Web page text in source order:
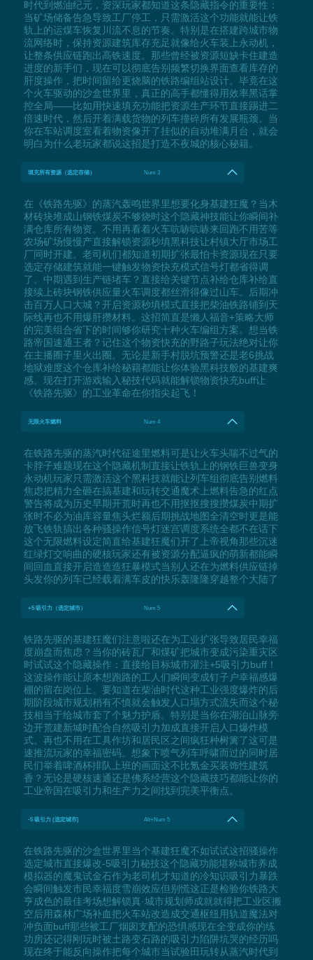
时代到燃油纪元，资深玩家都知道这条隐藏指令的重要性：
当矿场储备告急导致工厂停工，只需激活这个功能就能让铁
轨上的运煤车恢复川流不息的节奏。特别是在搭建跨城市物
流网络时，保持资源建筑库存充足就像给火车装上永动机，
让整条供应链跑出高铁速度。那些曾经被资源短缺卡住建造
进度的新手们，现在可以彻底告别频繁切换界面查看库存的
肝度操作，把时间留给更烧脑的铁路编组站设计。毕竟在这
个火车驱动的沙盒世界里，真正的高手都懂得用效率黑话掌
控全局——比如用快速填充功能把资源生产环节直接踢进二
倍速时代，然后开着满载货物的列车撞碎所有发展瓶颈。当
你在车站调度室看着物资像开了挂似的自动堆满月台，就会
明白为什么老玩家都说这招是打造不夜城的核心秘籍。
填充所有资源（选定存储） Num 3
在《铁路先驱》的蒸汽轰鸣世界里想要化身基建狂魔？当木
材砖块堆成山钢铁煤炭不够烧时这个隐藏神技能让你瞬间补
满仓库所有物资。不用再看着火车吭哧吭哧来回跑不用苦等
农场矿场慢慢产直接解锁资源秒填黑科技让村镇大厅市场工
厂同时开建。老司机们都知道初期扩张最怕卡资源现在只要
选定存储建筑就能一键触发物资快充模式信号灯都省得调
了。中期遇到生产链堵车？直接给关键节点补给仓库补给直
接续上砖块钢铁供应量火车调度都丝滑得像过山车。后期冲
击百万人口大城？开启资源秒填模式直接把柴油铁路铺到天
际线再也不用爆肝攒材料。这招简直是懒人福音+策略大师
的完美组合省下的时间够你研究十种火车编组方案。想当铁
路帝国速通王者？记住这个物资快充的野路子玩法绝对让你
在主播圈子里火出圈。无论是新手村脱坑预警还是老6挑战
地狱难度这个仓库补给秘籍都能让你体验黑科技般的基建爽
感。现在打开游戏输入秘技代码就能解锁物资快充buff让
《铁路先驱》的工业革命在你指尖起飞！
无限火车燃料 Num 4
在铁路先驱的蒸汽时代征途里燃料可是让火车头喘不过气的
卡脖子难题现在这个隐藏机制直接让铁轨上的钢铁巨兽变身
永动机玩家只需激活这个黑科技就能让列车组彻底告别燃料
焦虑把精力全砸在搞基建和玩转交通魔术上燃料告急的红点
警告将成为历史早期开荒时再也不用抠抠搜搜攒煤炭中期扩
张时不必为油库容量焦头烂额后期挑战地图全清空时更是能
放飞铁轨搞出各种骚操作信号灯迷宫调度系统全都不在话下
这个无限燃料设定简直给基建狂魔们开了上帝视角那些沉迷
红绿灯交响曲的硬核玩家还有被资源分配逼疯的萌新都能瞬
间回血直接开启造造造狂暴模式当别人还在为燃料供应链掉
头发你的列车已经载着满车皮的快乐轰隆隆穿越整个大陆了
+5 吸引力（选定城市） Num 5
铁路先驱的基建狂魔们注意啦还在为工业扩张导致居民幸福
度崩盘而焦虑？当你的砖瓦厂和煤矿把城市变成污染重灾区
时试试这个隐藏操作：直接给目标城市灌注+5吸引力buff！
这波操作能让原本想跑路的工人们瞬间变成钉子户幸福感爆
棚的留在岗位上。要知道在柴油时代这种工业强度爆炸的后
期阶段城市规划稍有不慎就会触发人口塌方式流失而这个秘
技相当于给城市套了个魅力护盾。特别是当你在湖泊山脉旁
边开荒建新城时配合自然吸引力加成直接开启人口爆炸模
式。再也不用在工具作坊和居民区之间疯狂种树篱了这可是
速推流玩家的幸福密码。想象下喷气列车呼啸而过的同时居
民们举着啤酒杯排队上班的画面这不比氪金买装饰性建筑
香？无论是硬核速通还是佛系经营这个隐藏技巧都能让你的
工业帝国在吸引力和生产力之间找到完美平衡点。
-5 吸引力 (选定城市) Alt+Num 5
在铁路先驱的沙盒世界里当个基建狂魔不如试试这招骚操作
选定城市直接爆改-5吸引力秘技这个隐藏功能堪称城市养成
模拟器的魔鬼试金石作为老司机才知道的冷知识吸引力暴跌
会瞬间触发市民幸福度雪崩效应但别慌这正是检验你铁路大
亨成色的最佳考场想解锁真·城市规划师成就就得把工业区搬
空后用森林广场补血把火车站改造成交通枢纽用轨道魔法对
冲负面buff那些被工厂烟囱支配的恐惧感现在全变成你的练
功房还记得刚玩时被土路变石路的吸引力陷阱坑哭的经历吗
现在终于能反向操作把每个城市当试验田玩转从蒸汽时代到